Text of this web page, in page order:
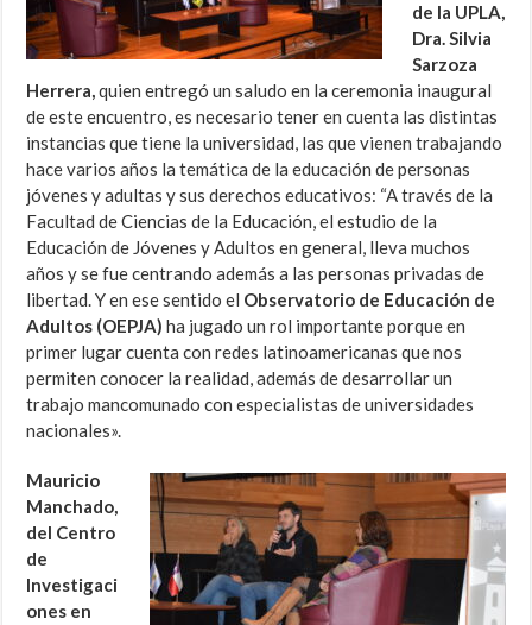
de la UPLA,
Dra. Silvia
Sarzoza
Herrera,quien entregó un saludo en la ceremonia inaugural
de este encuentro, es necesario tener en cuenta las distintas
instancias que tiene la universidad, las que vienen trabajando
hace varios años la temática de la educación de personas
jóvenes y adultas y sus derechos educativos: “A través de la
Facultad de Ciencias de la Educación, el estudio de la
Educación de Jóvenes y Adultos en general, lleva muchos
años y se fue centrando además a las personas privadas de
libertad. Y en ese sentido el Observatorio de Educación de
Adultos (OEPJA) ha jugado un rol importante porque en
primer lugar cuenta con redes latinoamericanas que nos
permiten conocer la realidad, además de desarrollar un
trabajo mancomunado con especialistas de universidades
nacionales».
Mauricio
Manchado,
del Centro
de
Investigaci
ones en